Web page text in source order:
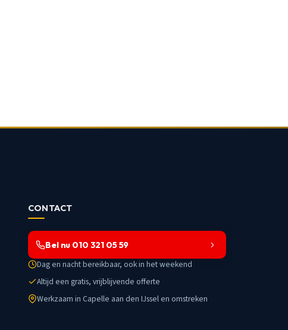
CONTACT
Bel nu 010 321 05 59
Dag en nacht bereikbaar, ook in het weekend
Altijd een gratis, vrijblijvende offerte
Werkzaam in Capelle aan den IJssel en omstreken